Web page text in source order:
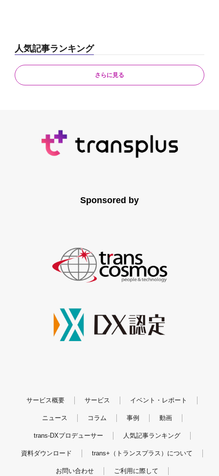
人気記事ランキング
さらに見る
Sponsored by
サービス概要 サービス イベント・レポート
ニュース コラム 事例 動画
trans-DXプロデューサー 人気記事ランキング
資料ダウンロード trans+（トランスプラス）について
お問い合わせ ご利用に際して